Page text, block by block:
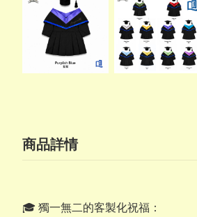
商品詳情
​🎓 獨一無二的客製化祝福：